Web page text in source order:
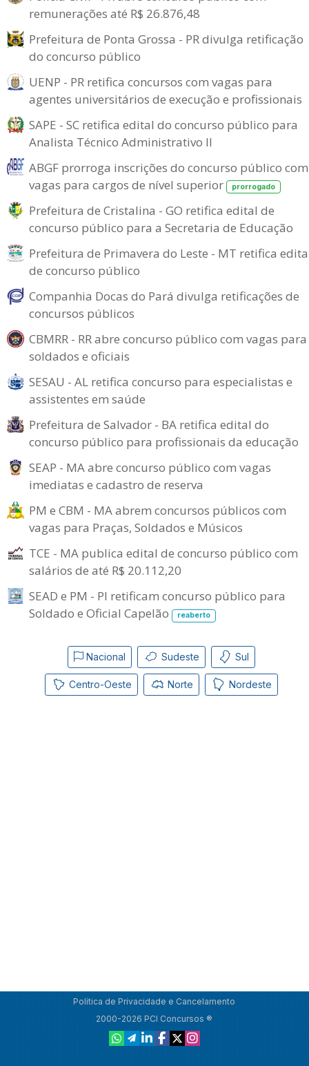
remunerações até R$ 26.876,48
Prefeitura de Ponta Grossa - PR divulga retificação
do concurso público
UENP - PR retifica concursos com vagas para
agentes universitários de execução e profissionais
SAPE - SC retifica edital do concurso público para
Analista Técnico Administrativo II
ABGF prorroga inscrições do concurso público com
vagas para cargos de nível superior
prorrogado
Prefeitura de Cristalina - GO retifica edital de
concurso público para a Secretaria de Educação
Prefeitura de Primavera do Leste - MT retifica
de concurso público
Companhia Docas do Pará divulga retificações de
concursos públicos
CBMRR - RR abre concurso público com vagas para
soldados e oficiais
SESAU - AL retifica concurso para especialistas e
assistentes em saúde
Prefeitura de Salvador - BA retifica edital do
concurso público para profissionais da educação
SEAP - MA abre concurso público com vagas
imediatas e cadastro de reserva
PM e CBM - MA abrem concursos públicos com
vagas para Praças, Soldados e Músicos
TCE - MA publica edital de concurso público com
salários de até R$ 20.112,20
SEAD e PM - PI retificam concurso público para
Soldado e Oficial Capelão
reaberto
Nacional Sudeste Sul
Centro-Oeste Norte Nordeste
Política de Privacidade e Cancelamento
2000-2026 PCI Concursos ®